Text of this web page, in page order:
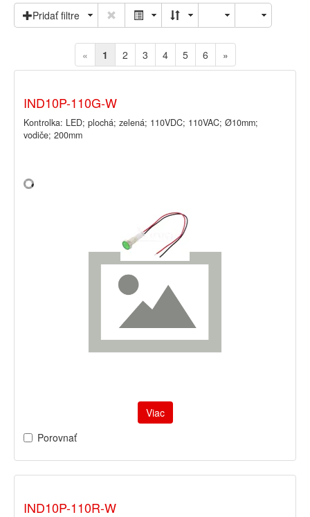
Pridať filtre
« 1 2 3 4 5 6 »
IND10P-110G-W
Kontrolka: LED; plochá; zelená; 110VDC; 110VAC; Ø10mm;
vodiče; 200mm
Viac
Porovnať
IND10P-110R-W